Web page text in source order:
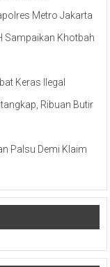
Metro Jakarta
Sampaikan Khotbah
Keras Ilegal
Ribuan Butir
Palsu Demi Klaim